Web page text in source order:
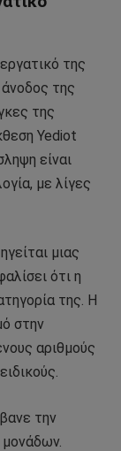
της
της
της
Yediot
είναι
με λίγες
μιας
ότι η
της. Η
στην
αριθμούς
την